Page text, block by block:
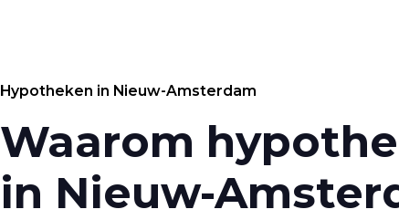
Hypotheken in Nieuw-Amsterdam
Waarom
in Nieuw-